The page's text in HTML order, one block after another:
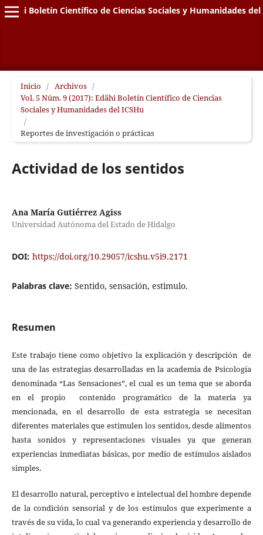
Edähi Boletín Científico de Ciencias Sociales y Humanidades del
Inicio / Archivos /
Vol. 5 Núm. 9 (2017): Edähi Boletín Científico de Ciencias
Sociales y Humanidades del ICSHu
/
Reportes de investigación o prácticas
Actividad de los sentidos
Ana María Gutiérrez Agiss
Universidad Autónoma del Estado de Hidalgo
DOI: https://doi.org/10.29057/icshu.v5i9.2171
Palabras clave: Sentido, sensación, estimulo.
Resumen
Este trabajo tiene como objetivo la explicación y descripción de
una de las estrategias desarrolladas en la academia de Psicología
denominada “Las Sensaciones”, el cual es un tema que se aborda
en el propio contenido programático de la materia ya
mencionada, en el desarrollo de esta estrategia se necesitan
diferentes materiales que estimulen los sentidos, desde alimentos
hasta sonidos y representaciones visuales ya que generan
experiencias inmediatas básicas, por medio de estímulos aislados
simples.
El desarrollo natural, perceptivo e intelectual del hombre depende
de la condición sensorial y de los estímulos que experimente a
través de su vida, lo cual va generando experiencia y desarrollo de